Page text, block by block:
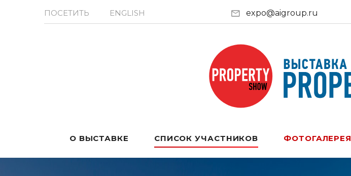
ПОСЕТИТЬ ENGLISH expo@aigroup.ru
О ВЫСТАВКЕ СПИСОК УЧАСТНИКОВ ФОТОГАЛЕРЕЯ